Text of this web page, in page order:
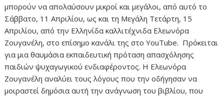
μπορούν να απολαύσουν μικροί και μεγάλοι, από αυτό το
Σάββατο, 11 Απριλίου, ως και τη Μεγάλη Τετάρτη, 15
Απριλίου, από την Ελληνίδα καλλιτέχνιδα Ελεωνόρα
Ζουγανέλη, στο επίσημο κανάλι της στο YouTube. Πρόκειται
για μια θαυμάσια εκπαιδευτική πρόταση απασχόλησης
παιδιών ψυχαγωγικού ενδιαφέροντος. Η Ελεωνόρα
Ζουγανέλη αναλύει τους λόγους που την οδήγησαν να
μοιραστεί δημόσια αυτή την ανάγνωση του βιβλίου, που